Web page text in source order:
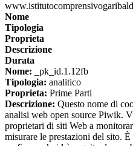
Nome
Tipologia
Proprieta
Descrizione
Durata
Nome: _pk_id.1.12fb
Tipologia: analitico
Proprieta: Prime Parti
Descrizione: Questo nome di
analisi web open source Piwik.
proprietari di siti Web a
misurare le prestazioni del sito.